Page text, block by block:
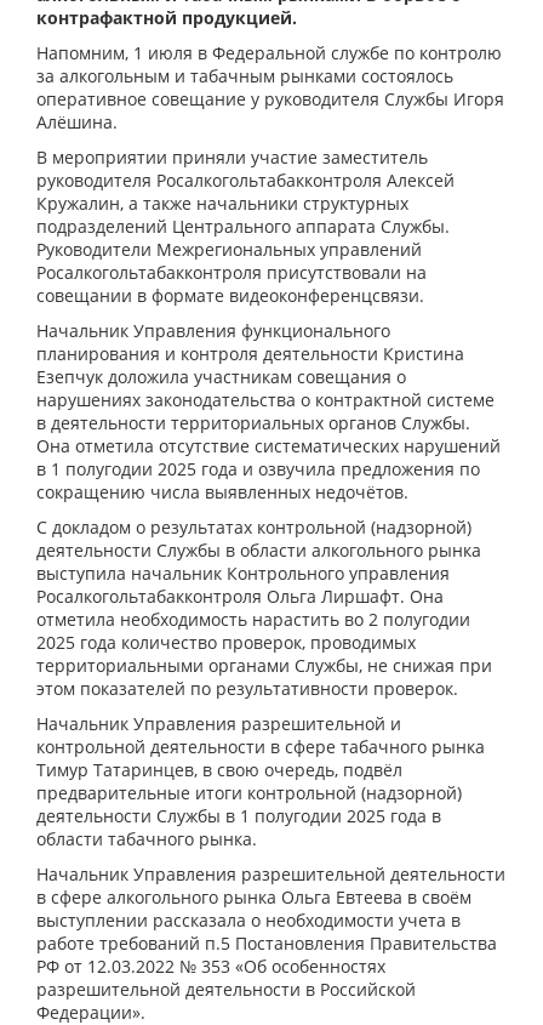
контрафактной продукцией.
Напомним, 1 июля в Федеральной службе по контролю
за алкогольным и табачным рынками состоялось
оперативное совещание у руководителя Службы Игоря
Алёшина.
В мероприятии приняли участие заместитель
руководителя Росалкогольтабакконтроля Алексей
Кружалин, а также начальники структурных
подразделений Центрального аппарата Службы.
Руководители Межрегиональных управлений
Росалкогольтабакконтроля присутствовали на
совещании в формате видеоконференцсвязи.
Начальник Управления функционального
планирования и контроля деятельности Кристина
Езепчук доложила участникам совещания о
нарушениях законодательства о контрактной системе
в деятельности территориальных органов Службы.
Она отметила отсутствие систематических нарушений
в 1 полугодии 2025 года и озвучила предложения по
сокращению числа выявленных недочётов.
С докладом о результатах контрольной (надзорной)
деятельности Службы в области алкогольного рынка
выступила начальник Контрольного управления
Росалкогольтабакконтроля Ольга Лиршафт. Она
отметила необходимость нарастить во 2 полугодии
2025 года количество проверок, проводимых
территориальными органами Службы, не снижая при
этом показателей по результативности проверок.
Начальник Управления разрешительной и
контрольной деятельности в сфере табачного рынка
Тимур Татаринцев, в свою очередь, подвёл
предварительные итоги контрольной (надзорной)
деятельности Службы в 1 полугодии 2025 года в
области табачного рынка.
Начальник Управления разрешительной деятельности
в сфере алкогольного рынка Ольга Евтеева в своём
выступлении рассказала о необходимости учета в
работе требований п.5 Постановления Правительства
РФ от 12.03.2022 № 353 «Об особенностях
разрешительной деятельности в Российской
Федерации».